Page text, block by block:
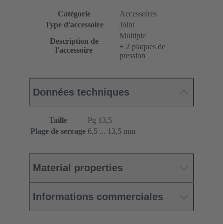
Catégorie
Accessoires
Type d'accessoire
Joint
Description de
l'accessoire
Multiple
+ 2 plaques de
pression
Données techniques
Taille
Pg 13,5
Plage de serrage 6,5 ... 13,5 mm
Material properties
Informations commerciales